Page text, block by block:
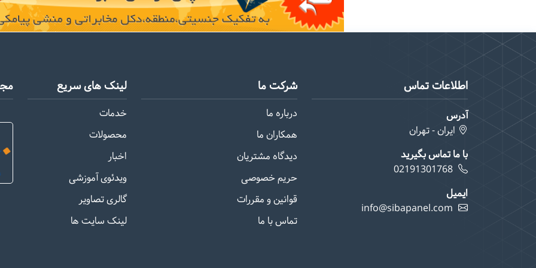
اطلاعات تماس
آدرس
ایران - تهران
با ما تماس بگیرید
02191301768
ایمیل
info@sibapanel.com
شرکت ما
درباره ما
همکاران ما
دیدگاه مشتریان
حریم خصوصی
قوانین و مقررات
تماس با ما
لینک های سریع
خدمات
محصولات
اخبار
ویدئوی آموزشی
گالری تصاویر
لینک سایت ها